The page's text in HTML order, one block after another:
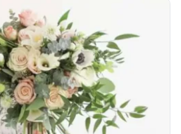
dịu lại. [...]